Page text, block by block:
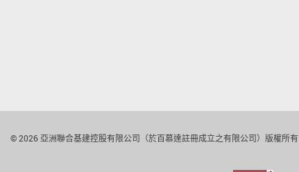
© 2026 亞洲聯合基建控股有限公司（於百慕達註冊成立之有限公司）版權所有